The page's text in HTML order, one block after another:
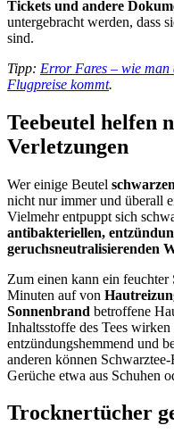
Tickets und andere
untergebracht werden, dass
sind.
Tipp: Error Fares – wie man
Flugpreise kommt.
Teebeutel helfen
Verletzungen
Wer einige Beutel
nicht nur immer und überall
Vielmehr entpuppt sich
antibakteriellen,
geruchsneutralisierenden
Zum einen kann ein
Minuten auf von
Sonnenbrand betroffene
Inhaltsstoffe des Tees
entzündungshemmend und
anderen können
Gerüche etwa aus Schuhen
Trocknertücher